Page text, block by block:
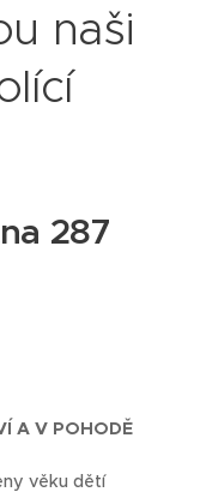
naši
287
A V POHODĚ
věku dětí